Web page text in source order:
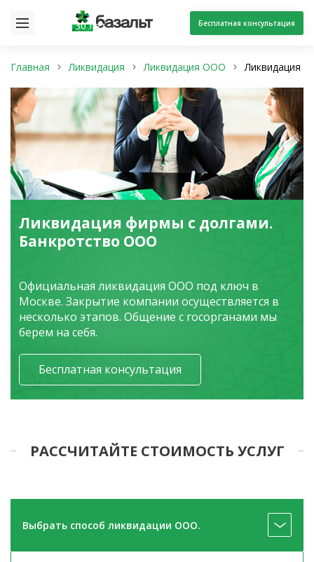
30 лет Бесплатная консультация
Главная Ликвидация Ликвидация ООО Ликвидация
Ликвидация фирмы с долгами.
Банкротство ООО
Официальная ликвидация ООО под ключ в
Москве. Закрытие компании осуществляется в
несколько этапов. Общение с госорганами мы
берем на себя.
Бесплатная консультация
РАССЧИТАЙТЕ СТОИМОСТЬ УСЛУГ
Выбрать способ ликвидации ООО.